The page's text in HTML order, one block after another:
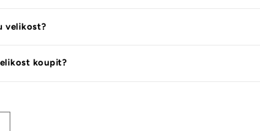
velikost?
koupit?